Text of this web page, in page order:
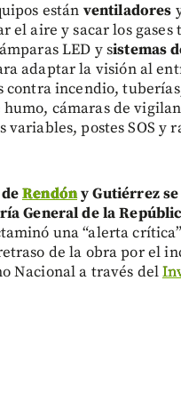
están ventiladores
el aire y sacar los gases
LED y sistemas
adaptar la visión al
contra incendio,
humo, cámaras de
variables, postes SOS y
deRendóny Gutiérrez
General de la
una “alerta
de la obra por el
Nacional a través del